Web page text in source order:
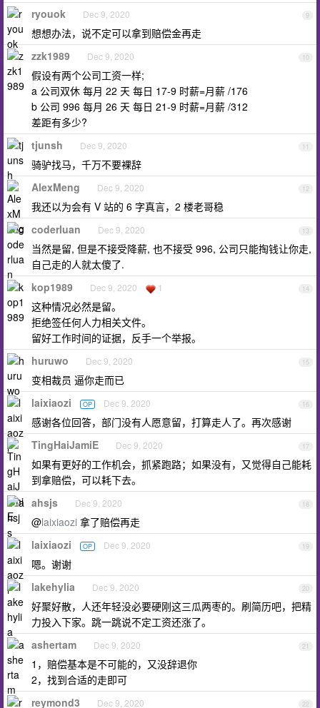
9
ryouok Dec 9, 2020
想想办法，说不定可以拿到赔偿金再走
10
zzk1989 Dec 9, 2020
假设有两个公司工资一样;
a 公司双休 每月 22 天 每日 17-9 时薪=月薪 /176
b 公司 996 每月 26 天 每日 21-9 时薪=月薪 /312
差距有多少?
11
tjunsh Dec 9, 2020
骑驴找马，千万不要裸辞
12
AlexMeng Dec 9, 2020
我还以为会有 V 站的 6 字真言，2 楼老哥稳
13
coderluan Dec 9, 2020
当然是留, 但是不接受降薪, 也不接受 996, 公司只能掏钱让你走,
自己走的人就太傻了.
14
kop1989 Dec 9, 2020 1
这种情况必然是留。
拒绝签任何人力相关文件。
留好工作时间的证据，反手一个举报。
15
huruwo Dec 9, 2020
变相裁员 逼你走而已
16
laixiaozi OP Dec 9, 2020
感谢各位回答，部门没有人愿意留，打算走人了。再次感谢
17
TingHaiJamiE Dec 9, 2020
如果有更好的工作机会，抓紧跑路；如果没有，又觉得自己能耗
到拿赔偿，可以耗下去。
18
ahsjs Dec 9, 2020
@laixiaozi 拿了赔偿再走
19
laixiaozi OP Dec 9, 2020
嗯。谢谢
20
lakehylia Dec 9, 2020
好聚好散，人还年轻没必要硬刚这三瓜两枣的。刷简历吧，把精
力投入下家。跳一跳说不定工资还涨了。
21
ashertam Dec 9, 2020
1，赔偿基本是不可能的，又没辞退你
2，找到合适的走即可
22
reymond3 Dec 9, 2020